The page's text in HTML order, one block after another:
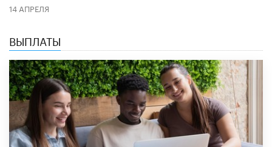
14 АПРЕЛЯ
ВЫПЛАТЫ